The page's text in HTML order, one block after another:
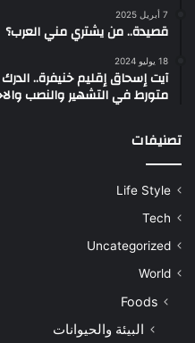
7 أبريل 2025
قصيدة.. من يشتري مني العرب؟
18 يوليو 2024
آيت إسحاق إقليم خنيفرة..
متورط في التشهير والنصب
تصنيفات
Life Style
Tech
Uncategorized
World
Foods
البيئة والحيوانات